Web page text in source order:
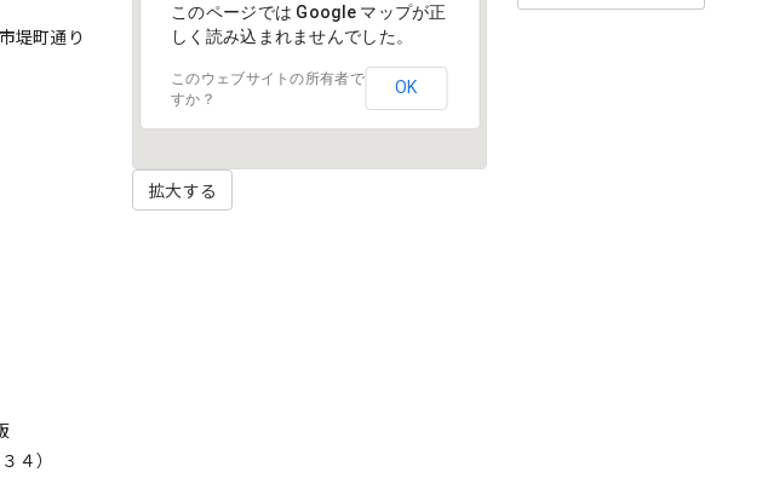
このページでは Google マップが正
しく読み込まれませんでした。
このウェブサイトの所有者で
すか？
OK
拡大する
堤町通り
４）